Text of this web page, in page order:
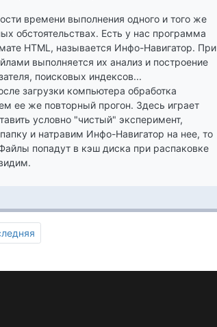
времени выполнения одного и того же
обстоятельствах. Есть у нас программа
HTML, называется Инфо-Навигатор. При
выполняется их анализ и построение
поисковых индексов...
загрузки компьютера обработка
ее же повторный прогон. Здесь играет
условно "чистый" эксперимент,
и натравим Инфо-Навигатор на нее, то
попадут в кэш диска при распаковке